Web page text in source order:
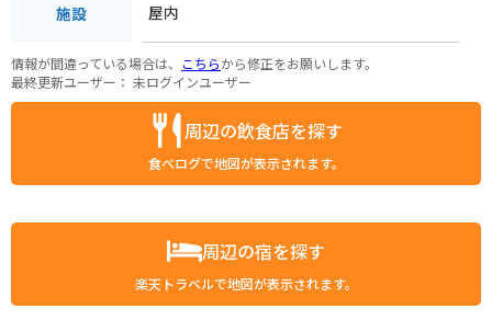
施設 屋内
情報が間違っている場合は、 こちらから修正をお願いします。
最終更新ユーザー： 未ログインユーザー
周辺の飲食店を探す
食べログで地図が表示されます。
周辺の宿を探す
楽天トラベルで地図が表示されます。